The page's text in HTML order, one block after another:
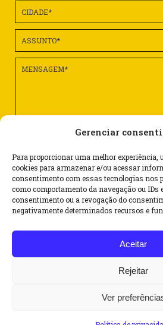
Gerenciar
Para proporcionar uma melhor experiência,
cookies para armazenar e/ou acessar
consentimento com essas tecnologias nos
como comportamento da navegação ou IDs
consentimento ou a revogação do
negativamente determinados recursos e
Aceitar
Rejeitar
Ver
Rua Dr. Flores, 62 – cj.
(51) 3062
(51) 99587